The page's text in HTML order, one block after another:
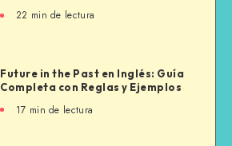
22 min de lectura
Future in the Past en Inglés: Guía
Completa con Reglas y Ejemplos
17 min de lectura